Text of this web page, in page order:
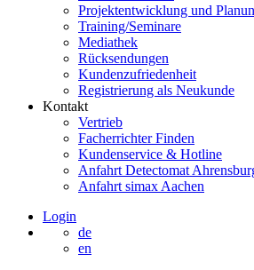
Projektentwicklung und
Training/Seminare
Mediathek
Rücksendungen
Kundenzufriedenheit
Registrierung als Neukunde
Kontakt
Vertrieb
Facherrichter Finden
Kundenservice & Hotline
Anfahrt Detectomat
Anfahrt simax Aachen
Login
de
en